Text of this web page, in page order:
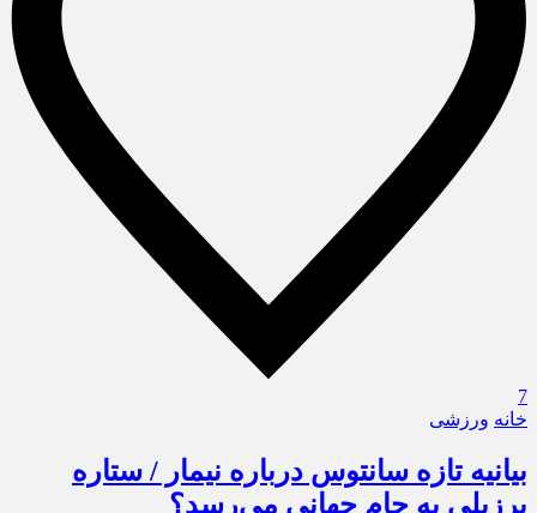
7
خانه ورزشی
بیانیه تازه سانتوس درباره نیمار / ستاره
برزیلی به جام جهانی می‌رسد؟